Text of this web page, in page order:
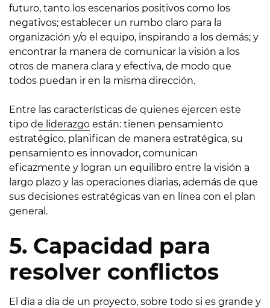
futuro, tanto los escenarios positivos como los
negativos; establecer un rumbo claro para la
organización y/o el equipo, inspirando a los demás; y
encontrar la manera de comunicar la visión a los
otros de manera clara y efectiva, de modo que
todos puedan ir en la misma dirección.
Entre las características de quienes ejercen este
tipo de liderazgo están: tienen pensamiento
estratégico, planifican de manera estratégica, su
pensamiento es innovador, comunican
eficazmente y logran un equilibro entre la visión a
largo plazo y las operaciones diarias, además de que
sus decisiones estratégicas van en línea con el plan
general.
5. Capacidad para
resolver conflictos
El día a día de un proyecto, sobre todo si es grande y